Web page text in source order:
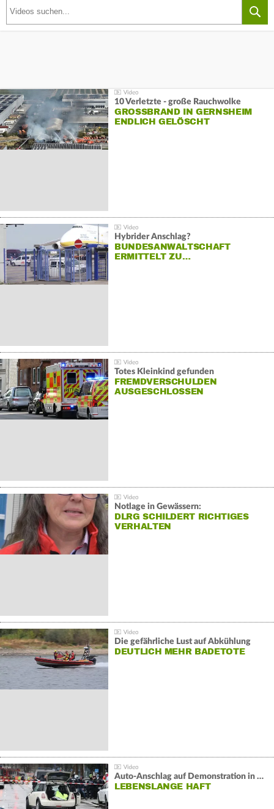
10 Verletzte - große Rauchwolke
GROSSBRAND IN GERNSHEIM E
NDLICH GELÖSCHT
Hybrider Anschlag?
BUNDESANWALTSCHAFT
ERMITTELT ZU…
Totes Kleinkind gefunden
FREMDVERSCHULDEN
AUSGESCHLOSSEN
Notlage in Gewässern:
DLRG SCHILDERT RICHTIGES
VERHALTEN
Die gefährliche Lust auf Abkühlung
DEUTLICH MEHR BADETOTE
Auto-Anschlag auf Demonstration in München:
LEBENSLANGE HAFT